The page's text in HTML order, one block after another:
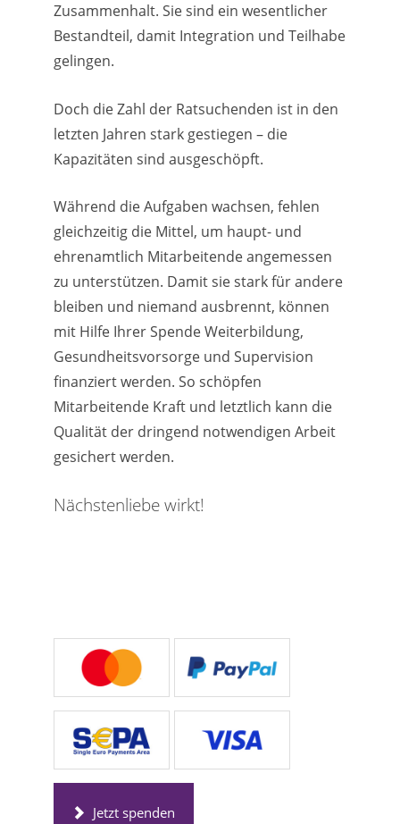
Zusammenhalt. Sie sind ein wesentlicher
Bestandteil, damit Integration und Teilhabe
gelingen.
Doch die Zahl der Ratsuchenden ist in den
letzten Jahren stark gestiegen – die
Kapazitäten sind ausgeschöpft.
Während die Aufgaben wachsen, fehlen
gleichzeitig die Mittel, um haupt- und
ehrenamtlich Mitarbeitende angemessen
zu unterstützen. Damit sie stark für andere
bleiben und niemand ausbrennt, können
mit Hilfe Ihrer Spende Weiterbildung,
Gesundheitsvorsorge und Supervision
finanziert werden. So schöpfen
Mitarbeitende Kraft und letztlich kann die
Qualität der dringend notwendigen Arbeit
gesichert werden.
Nächstenliebe wirkt!
Jetzt spenden